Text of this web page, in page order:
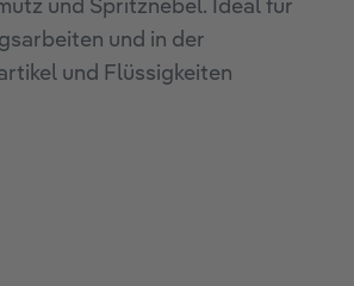
und Spritznebel. Ideal für
und in der
und Flüssigkeiten